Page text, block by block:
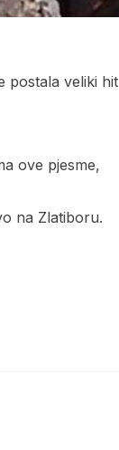
postala veliki hit
ove pjesme,
na Zlatiboru.